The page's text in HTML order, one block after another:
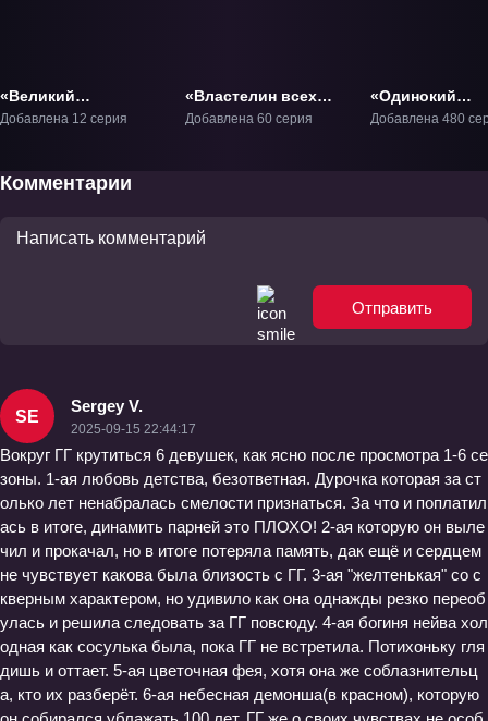
«Великий
правитель» ТВ-1
Добавлена 12 серия
«Властелин всех
миров» ТВ-1
Добавлена 60 серия
«Одинокий
странник» ТВ-1
Добавлена 480
Комментарии
Отправить
SE
Sergey V.
2025-09-15 22:44:17
Вокруг ГГ крутиться 6 девушек, как ясно после просмотра 1-6 се
зоны. 1-ая любовь детства, безответная. Дурочка которая за ст
олько лет ненабралась смелости признаться. За что и поплатил
ась в итоге, динамить парней это ПЛОХО! 2-ая которую он выле
чил и прокачал, но в итоге потеряла память, дак ещё и сердцем
не чувствует какова была близость с ГГ. 3-ая "желтенькая" со с
кверным характером, но удивило как она однажды резко переоб
улась и решила следовать за ГГ повсюду. 4-ая богиня нейва хол
одная как сосулька была, пока ГГ не встретила. Потихоньку гля
дишь и оттает. 5-ая цветочная фея, хотя она же соблазнительц
а, кто их разберёт. 6-ая небесная демонша(в красном), которую